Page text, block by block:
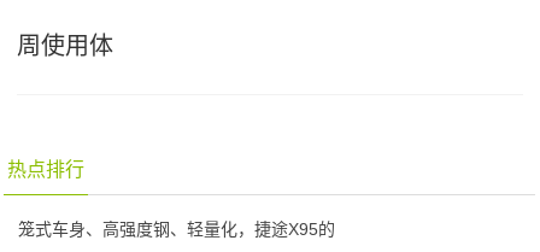
周使用体
热点排行
笼式车身、高强度钢、轻量化，捷途X95的